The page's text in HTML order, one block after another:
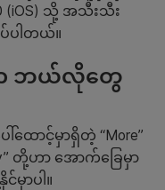
(iOS) သို့ အသီးသီး
ပ်ပါတယ်။
ာ ဘယ်လိုတွေ
ာင့်မှာရှိတဲ့ “More”
တို့ဟာ အောက်ခြေမှာ
ာပါ။